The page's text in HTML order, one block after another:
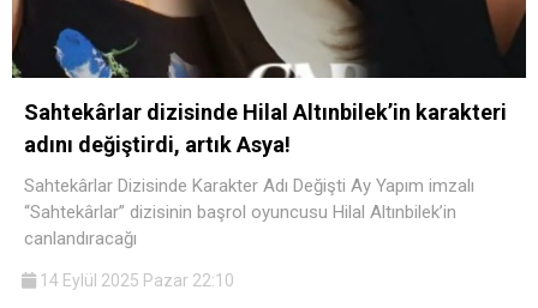
Sahtekârlar dizisinde Hilal Altınbilek’in karakteri
adını değiştirdi, artık Asya!
Sahtekârlar Dizisinde Karakter Adı Değişti Ay Yapım imzalı
“Sahtekârlar” dizisinin başrol oyuncusu Hilal Altınbilek’in
canlandıracağı
14 Eylül 2025 Pazar 22:10